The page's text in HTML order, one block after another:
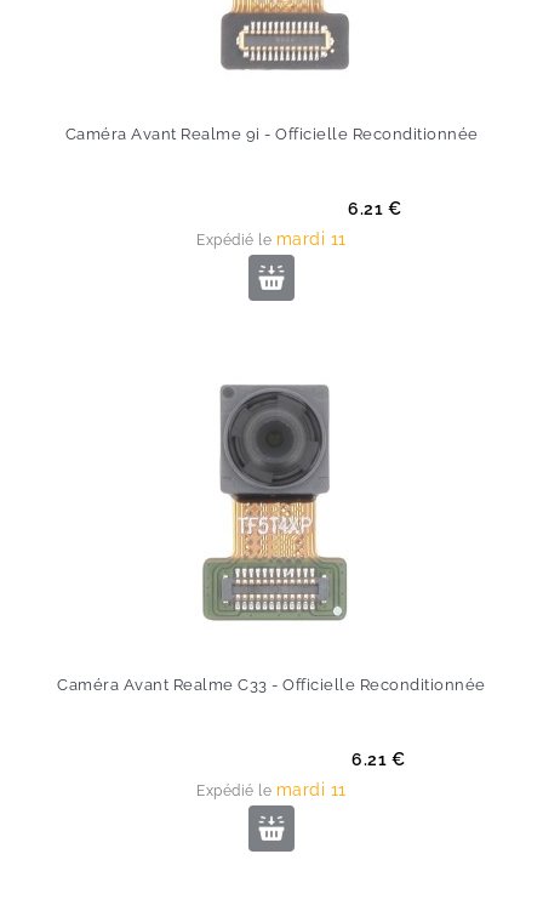
Caméra Avant Realme 9i - Officielle Reconditionnée
6.21 €
Expédié le mardi 11
Caméra Avant Realme C33 - Officielle Reconditionnée
6.21 €
Expédié le mardi 11